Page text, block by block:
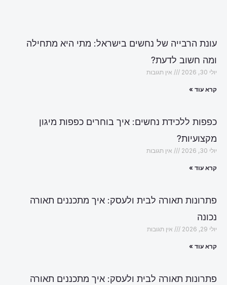
עונת הרבייה של נחשים בישראל: מתי היא מתחילה
ומה חשוב לדעת?
יולי 30, 2026 אין תגובות
קרא עוד »
כפפות ללכידת נחשים: איך בוחרים כפפות מיגון
מקצועיות?
יולי 30, 2026 אין תגובות
קרא עוד »
פתרונות תאורה לבית ולעסק: איך מתכננים תאורה
נכונה
יולי 29, 2026 אין תגובות
קרא עוד »
פתרונות תאורה לבית ולעסק: איך מתכננים תאורה